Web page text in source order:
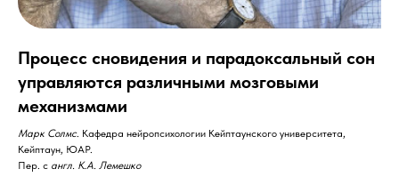
Процесс сновидения и парадоксальный сон
управляются различными мозговыми
механизмами
Марк Солмс. Кафедра нейропсихологии Кейптаунского университета,
Кейптаун, ЮАР.
Пер. с англ. К.А. Лемешко